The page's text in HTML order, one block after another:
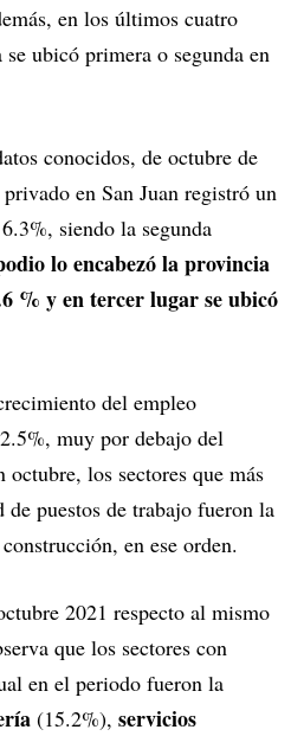
en los últimos cuatro
ubicó primera o segunda en
conocidos, de octubre de
en San Juan registró un
siendo la segunda
lo encabezó la provincia
% y en tercer lugar se ubicó
del empleo
muy por debajo del
octubre, los sectores que más
de puestos de trabajo fueron la
en ese orden.
2021 respecto al mismo
que los sectores con
en el periodo fueron la
(15.2%), servicios